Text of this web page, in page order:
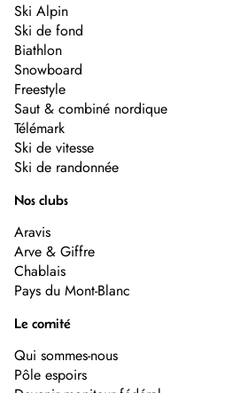
Ski Alpin
Ski de fond
Biathlon
Snowboard
Freestyle
Saut & combiné nordique
Télémark
Ski de vitesse
Ski de randonnée
Nos clubs
Aravis
Arve & Giffre
Chablais
Pays du Mont-Blanc
Le comité
Qui sommes-nous
Pôle espoirs